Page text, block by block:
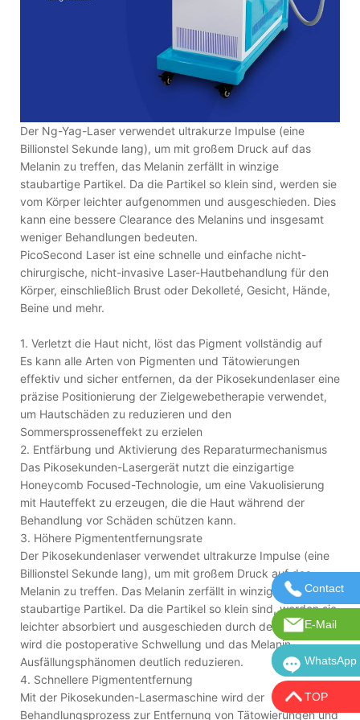
Der Ng-Yag-Laser verwendet ultrakurze Impulse (eine
Billionstel Sekunde lang), um mit großem Druck auf das
Melanin zu treffen, das Melanin zerfällt in winzige
staubartige Partikel. Da die Partikel so klein sind, werden sie
vom Körper leichter aufgenommen und ausgeschieden. Dies
kann eine bessere Clearance des Melanins und insgesamt
weniger Behandlungen bedeuten.
PicoSecond Laser ist eine schnelle und einfache nicht-
chirurgische, nicht-invasive Laser-Hautbehandlung für den
Körper, einschließlich Brust oder Dekolleté, Gesicht, Hände,
Beine und mehr.
1. Verletzt die Haut nicht, löst das Pigment vollständig auf
Es kann alle Arten von Pigmenten und Tätowierungen
effektiv und sicher entfernen, da der Pikosekundenlaser eine
präzise Positionierung der Zielgewebetherapie verwendet,
um Hautschäden zu reduzieren und den
Sommersprosseneffekt zu erzielen
2. Entfärbung und Aktivierung des Reparaturmechanismus
Das Pikosekunden-Lasergerät nutzt die einzigartige
Honeycomb Focused-Technologie, um eine Vakuolisierung
mit Hauteffekt zu erzeugen, die die Haut während der
Behandlung vor Schäden schützen kann.
3. Höhere Pigmententfernungsrate
Der Pikosekundenlaser verwendet ultrakurze Impulse (eine
Billionstel Sekunde lang), um mit großem Druck auf das
Melanin zu treffen. Das Melanin zerfällt in winzige
staubartige Partikel. Da die Partikel so klein sind, werden sie
leichter absorbiert und ausgeschieden durch den Körper. Es
wird die postoperative Schwellung und das Melanin-
Ausfällungsphänomen deutlich reduzieren.
4. Schnellere Pigmententfernung
Mit der Pikosekunden-Lasermaschine wird der
Behandlungsprozess zur Entfernung von Tätowierungen und
Contact
E-Mail
E-
WhatsApp
TOP